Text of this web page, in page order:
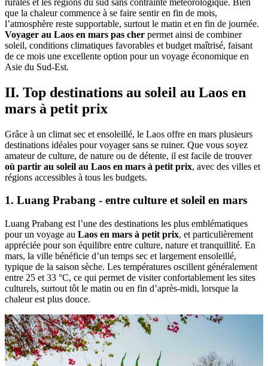
que la chaleur commence à se faire sentir en fin de mois,
l’atmosphère reste supportable, surtout le matin et en fin de journée.
Voyager au Laos en mars pas cher permet ainsi de combiner
soleil, conditions climatiques favorables et budget maîtrisé, faisant
de ce mois une excellente option pour un voyage économique en
Asie du Sud-Est.
II. Top destinations au soleil au Laos en
mars à petit prix
Grâce à un climat sec et ensoleillé, le Laos offre en mars plusieurs
destinations idéales pour voyager sans se ruiner. Que vous soyez
amateur de culture, de nature ou de détente, il est facile de trouver
où partir au soleil au Laos en mars à petit prix, avec des villes et
régions accessibles à tous les budgets.
1. Luang Prabang - entre culture et soleil en mars
Luang Prabang est l’une des destinations les plus emblématiques
pour un voyage au Laos en mars à petit prix, et particulièrement
appréciée pour son équilibre entre culture, nature et tranquillité. En
mars, la ville bénéficie d’un temps sec et largement ensoleillé,
typique de la saison sèche. Les températures oscillent généralement
entre 25 et 33 °C, ce qui permet de visiter confortablement les sites
culturels, surtout tôt le matin ou en fin d’après-midi, lorsque la
chaleur est plus douce.